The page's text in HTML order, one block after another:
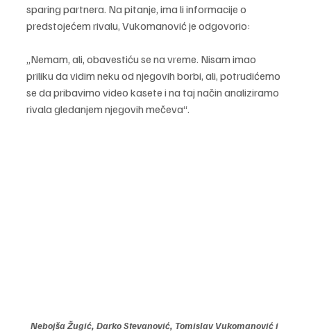
sparing partnera. Na pitanje, ima li informacije o
predstojećem rivalu, Vukomanović je odgovorio:
„Nemam, ali, obavestiću se na vreme. Nisam imao
priliku da vidim neku od njegovih borbi, ali, potrudićemo
se da pribavimo video kasete i na taj način analiziramo
rivala gledanjem njegovih mečeva“.
Nebojša Žugić, Darko Stevanović, Tomislav Vukomanović i